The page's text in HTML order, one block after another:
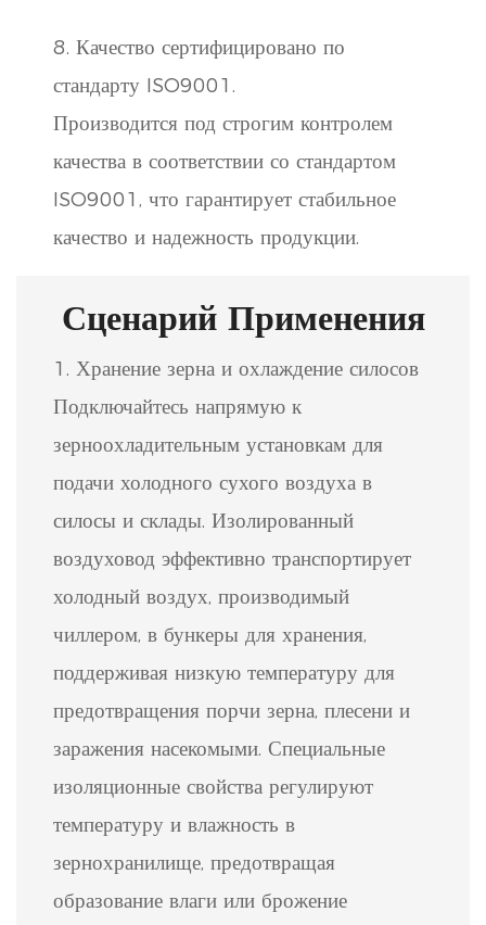
8. Качество сертифицировано по
стандарту ISO9001.
Производится под строгим контролем
качества в соответствии со стандартом
ISO9001, что гарантирует стабильное
качество и надежность продукции.
Сценарий Применения
1. Хранение зерна и охлаждение силосов
Подключайтесь напрямую к
зерноохладительным установкам для
подачи холодного сухого воздуха в
силосы и склады. Изолированный
воздуховод эффективно транспортирует
холодный воздух, производимый
чиллером, в бункеры для хранения,
поддерживая низкую температуру для
предотвращения порчи зерна, плесени и
заражения насекомыми. Специальные
изоляционные свойства регулируют
температуру и влажность в
зернохранилище, предотвращая
образование влаги или брожение